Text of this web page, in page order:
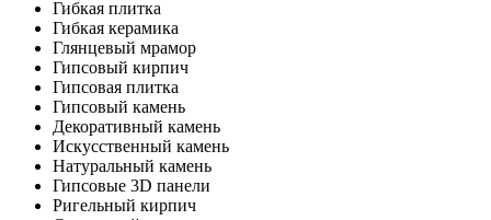
Гибкая плитка
Гибкая керамика
Глянцевый мрамор
Гипсовый кирпич
Гипсовая плитка
Гипсовый камень
Декоративный камень
Искусственный камень
Натуральный камень
Гипсовые 3D панели
Ригельный кирпич